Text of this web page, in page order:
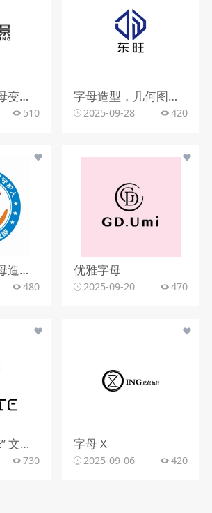
色彩融合，字母变形，文字搭配
510
字母造型，几何图形，蓝色调
2025-09-28 420
红蓝配色，字母造型，文字组合
480
优雅字母
2025-09-20 470
仅从 “MIUSITE” 文字和字母 “M” 的图形标识，难以精准判断行业。
730
字母 X
2025-09-06 420